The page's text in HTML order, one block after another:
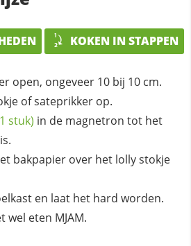
KOKEN IN STAPPEN
open, ongeveer 10 bij 10 cm.
of sateprikker op.
stuk) in de magnetron tot het
bakpapier over het lolly stokje
en laat het hard worden.
wel eten MJAM.